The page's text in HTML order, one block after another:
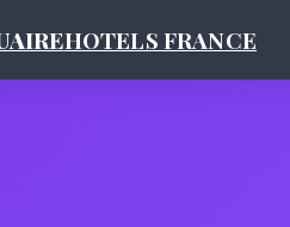
HOTELS FRANCE